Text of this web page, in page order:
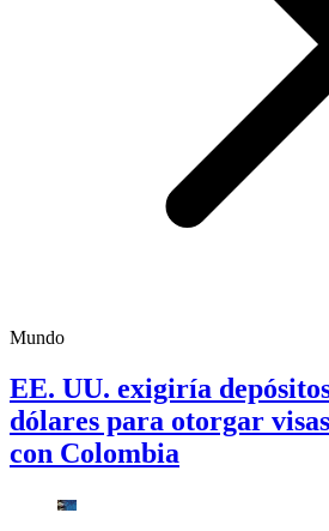
Mundo
EE. UU. exigiría
dólares para otorgar
con Colombia